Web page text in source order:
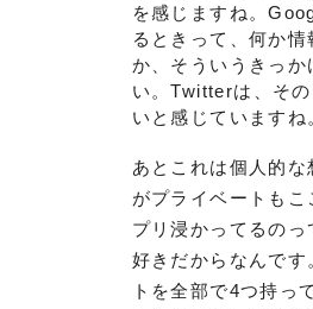
を感じますね。
るときって、何か情
か、そういうきっ
い。Twitterは、そ
いと感じていますね
あとこれは個人的
がプライベートも
プリ浸かってるの
好きだからなんで
トを全部で4つ持っ